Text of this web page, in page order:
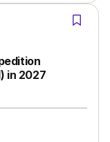
in 2027